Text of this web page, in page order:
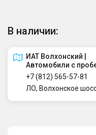
В наличии:
ИАТ Волхонский |
Автомобили с
+7 (812) 565-57-81
ЛО, Волхонское